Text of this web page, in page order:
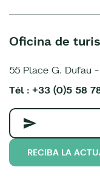
Oficina de
55 Place G. Dufau
Tél : +33 (0)5 58
RECIBA LA